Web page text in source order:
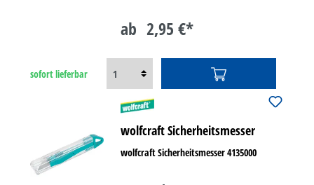
ab 2,95 €*
sofort lieferbar
wolfcraft Sicherheitsmesser
wolfcraft Sicherheitsmesser 4135000